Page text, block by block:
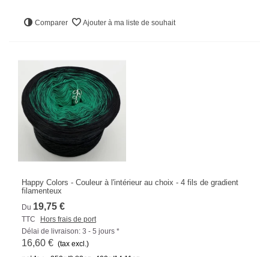
Comparer Ajouter à ma liste de souhait
Happy Colors - Couleur à l'intérieur au choix - 4 fils de gradient
filamenteux
Du 19,75 €
TTC
Hors frais de port
Délai de livraison: 3 - 5 jours *
16,60 € (tax excl.)